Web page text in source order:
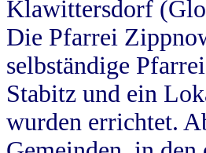
Klawittersdorf
Die Pfarrei
selbständige
Stabitz und ein
wurden errichtet.